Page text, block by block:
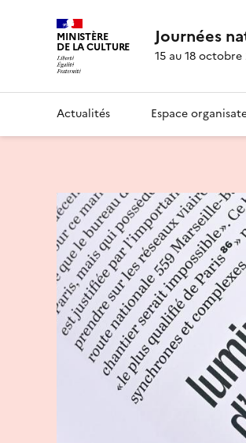
MINISTÈRE
DE LA CULTURE Journées
15 au 18 octobre
Actualités Espace